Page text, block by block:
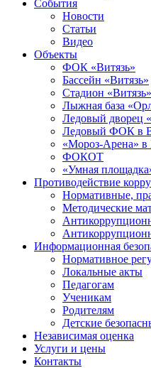
События
Новости
Статьи
Видео
Объекты
ФОК «Витязь»
Бассейн «Витязь»
Стадион «Витязь»
Лыжная база
Ледовый дворец
Ледовый ФОК в
«Мороз-Арена» в
ФОКОТ
«Умная
Противодействие
Нормативные,
Методические
Информационная
Нормативное
Локальные акты
Педагогам
Ученикам
Родителям
Детские
Независимая оценка
Услуги и цены
Контакты